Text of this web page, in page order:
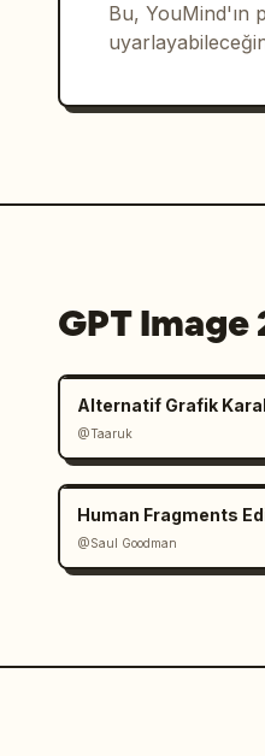
Bu, YouMind'ın
GPT Image
Alternatif Grafik
@Taaruk
Human Fragments
@Saul Goodman